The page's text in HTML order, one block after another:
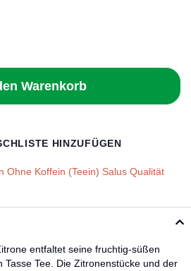
Warenkorb
HINZUFÜGEN
Ohne Koffein (Teein) Salus Qualität
entfaltet seine fruchtig-süßen
Tasse Tee. Die Zitronenstücke und der